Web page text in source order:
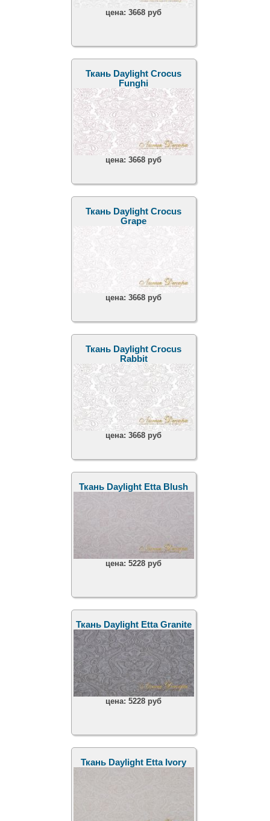
цена:3668 руб
Ткань Daylight Crocus
Funghi
цена:3668 руб
Ткань Daylight Crocus
Grape
цена:3668 руб
Ткань Daylight Crocus
Rabbit
цена:3668 руб
Ткань Daylight Etta Blush
цена:5228 руб
Ткань Daylight Etta Granite
цена:5228 руб
Ткань Daylight Etta Ivory